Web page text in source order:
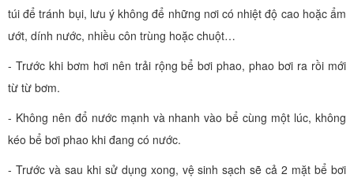
túi để tránh bụi, lưu ý không để những nơi có nhiệt độ cao hoặc ẩm
ướt, dính nước, nhiều côn trùng hoặc chuột…
- Trước khi bơm hơi nên trải rộng bể bơi phao, phao bơi ra rồi mới
từ từ bơm.
- Không nên đổ nước mạnh và nhanh vào bể cùng một lúc, không
kéo bể bơi phao khi đang có nước.
- Trước và sau khi sử dụng xong, vệ sinh sạch sẽ cả 2 mặt bể bơi